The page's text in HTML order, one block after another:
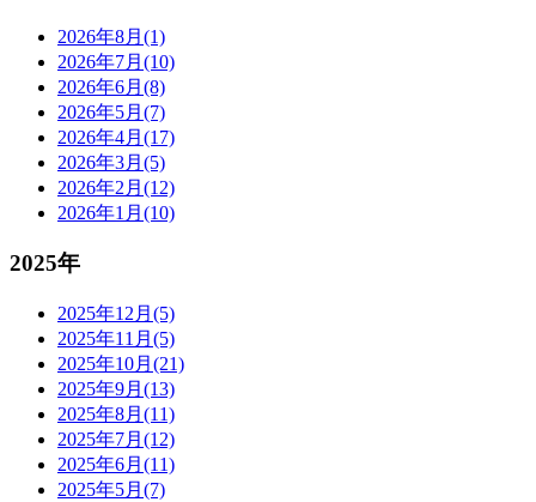
2026年8月(1)
2026年7月(10)
2026年6月(8)
2026年5月(7)
2026年4月(17)
2026年3月(5)
2026年2月(12)
2026年1月(10)
2025年
2025年12月(5)
2025年11月(5)
2025年10月(21)
2025年9月(13)
2025年8月(11)
2025年7月(12)
2025年6月(11)
2025年5月(7)